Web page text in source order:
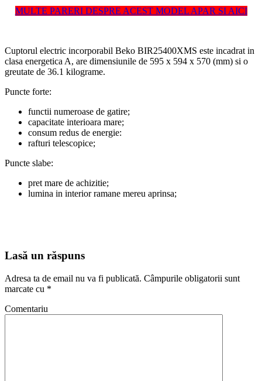
MULTE PARERI DESPRE ACEST MODEL APAR SI AICI
Cuptorul electric incorporabil Beko BIR25400XMS este incadrat in
clasa energetica A, are dimensiunile de 595 x 594 x 570 (mm) si o
greutate de 36.1 kilograme.
Puncte forte:
functii numeroase de gatire;
capacitate interioara mare;
consum redus de energie:
rafturi telescopice;
Puncte slabe:
pret mare de achizitie;
lumina in interior ramane mereu aprinsa;
Lasă un răspuns
Adresa ta de email nu va fi publicată. Câmpurile obligatorii sunt
marcate cu *
Comentariu